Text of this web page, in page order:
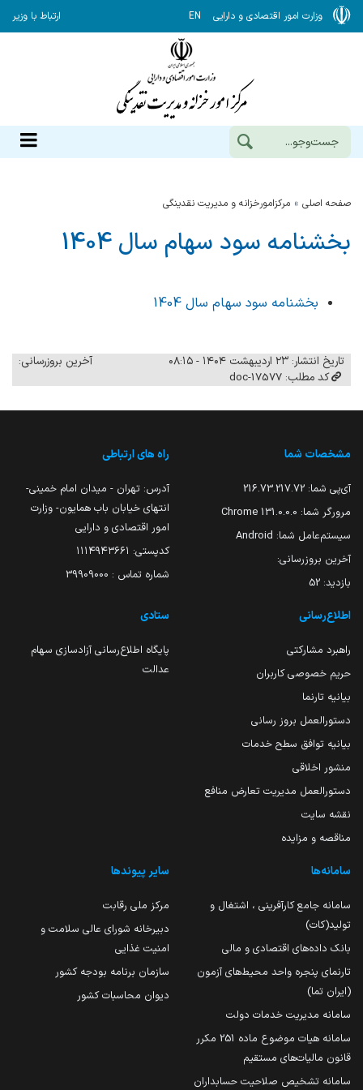
وزارت امور اقتصادی و دارایی EN ارتباط با وزیر
صفحه اصلی مرکزامورخزانه و مدیریت نقدینگی
بخشنامه سود سهام سال 1404
بخشنامه سود سهام سال 1404
تاریخ انتشار: ۲۳ اردیبهشت ۱۴۰۴ - ۰۸:۱۵
آخرین بروزرسانی:
کد مطلب: 17577-doc
مشخصات شما
آی‌پی شما: 216.73.217.72
مرورگر شما: 131.0.0.0 Chrome
سیستم‌عامل شما: Android
آخرین بروزرسانی:
بازدید: 52
راه های ارتباطی
آدرس: تهران - میدان امام خمینی-
انتهای خیابان باب همایون- وزارت
امور اقتصادی و دارایی
کدپستی: ۱۱۱۴۹۴۳۶۶۱
شماره تماس : 39909000
اطلاع‌رسانی
راهبرد مشارکتی
حریم خصوصی کاربران
بیانیه تارنما
دستورالعمل بروز رسانی
بیانیه توافق سطح خدمات
منشور اخلاقی
دستورالعمل مدیریت تعارض منافع
نقشه سایت
مناقصه و مزایده
ستادی
پایگاه اطلاع‌رسانی آزادسازی سهام
عدالت
سامانه‌ها
سامانه جامع کارآفرینی ، اشتغال و
تولید(کات)
بانک داده‌های اقتصادی و مالی
تارنمای پنجره واحد محیط‌های آزمون
(ایران تما)
سامانه مدیریت خدمات دولت
سامانه هیات موضوع ماده 251 مکرر
قانون مالیات‌های مستقیم
سامانه تشخیص صلاحیت حسابداران
سایر پیوندها
مرکز ملی رقابت
دبیرخانه شورای عالی سلامت و
امنیت غذایی
سازمان برنامه بودجه کشور
دیوان محاسبات کشور